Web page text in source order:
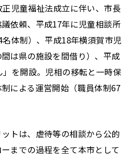
児童福祉法成立に伴い、市長
依頼、平成17年に児童相談所
体制）、平成18年横須賀市児
は県の施設を間借り）、平成
を開設。児相の移転と一時保
による運営開始（職員体制67
トは、虐待等の相談から公的
までの過程を全て本市として